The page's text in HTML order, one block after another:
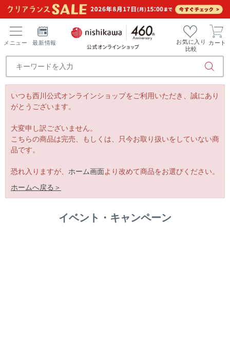
メニュー 最新情報
お気に入り
比較
カート
いつも西川公式オンラインショップをご利用いただき、誠にあり
がとうございます。
大変申し訳ございません。
こちらの商品は完売、もしくは、只今お取り扱いをしていない商
品です。
恐れ入りますが、 ホーム画面より改めて商品をお選びください。
ホームへ戻る＞
イベント・キャンペーン